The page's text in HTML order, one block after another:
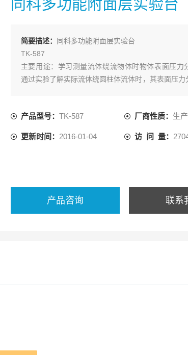
同科多功能附面层实验台
简要描述：
同科多功能附面层实验台
TK-587
主要用途：学习测量流体绕流物体时物体表面压力
通过实验了解实际流体绕圆柱体流体时，其表面压力
产品型号： TK-587 厂商性质： 生
更新时间： 2016-01-04 访 问 量：
产品咨询 联系